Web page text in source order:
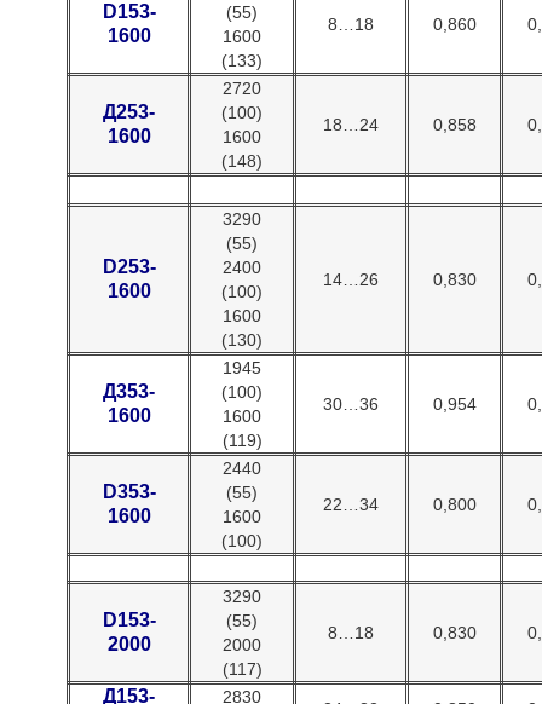
D153-
1600
(55)
1600
(133)
8…18 0,860
Д253-
1600
2720
(100)
1600
(148)
18…24 0,858
D253-
1600
3290
(55)
2400
(100)
1600
(130)
14…26 0,830
Д353-
1600
1945
(100)
1600
(119)
30…36 0,954
D353-
1600
2440
(55)
1600
(100)
22…34 0,800
D153-
2000
3290
(55)
2000
(117)
8…18 0,830
Д153-
2830